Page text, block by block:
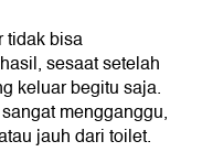
tidak bisa
sesaat setelah
keluar begitu saja.
mengganggu,
jauh dari toilet.